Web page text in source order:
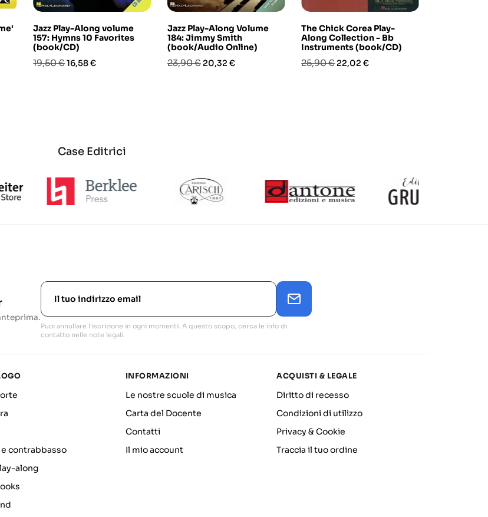
Jazz Play-Along volume
157: Hymns 10 Favorites
(book/CD)
Prezzo
19,50 €Prezzo
16,58 €
Jazz Play-Along Volume
184: Jimmy Smith
(book/Audio Online)
Prezzo
23,90 € Prezzo
20,32 €
The Chick Corea Play-
Along Collection - Bb
Instruments (book/CD)
Prezzo
25,90 €Prezzo
22,02 €
Case Editrici
Puoi annullare l'iscrizione in ogni momenti. A questo scopo, cerca le info di
contatto nelle note legali.
e contrabbasso
along
INFORMAZIONI
Le nostre scuole di musica
Carta del Docente
Contatti
Il mio account
ACQUISTI & LEGALE
Diritto di recesso
Condizioni di utilizzo
Privacy & Cookie
Traccia il tuo ordine